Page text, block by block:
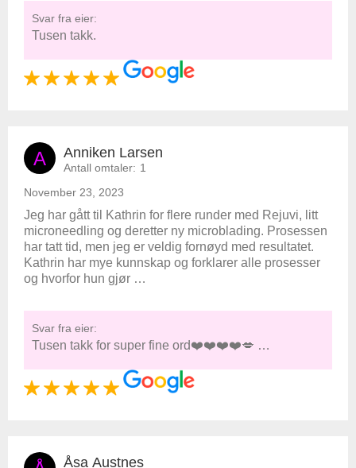
Svar fra eier:
Tusen takk.
A Anniken Larsen
Antall omtaler: 1
November 23, 2023
Jeg har gått til Kathrin for flere runder med Rejuvi, litt
microneedling og deretter ny microblading. Prosessen
har tatt tid, men jeg er veldig fornøyd med resultatet.
Kathrin har mye kunnskap og forklarer alle prosesser
og hvorfor hun gjør …
Svar fra eier:
Tusen takk for super fine ord❤️❤️❤️❤️💋 …
Åsa Austnes